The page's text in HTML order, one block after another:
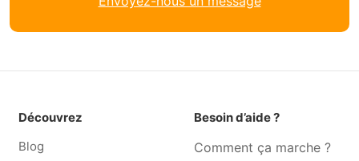
Traiteur Wépion
Traiteur Ransart
Traiteur Gilly
Traiteur Villers-la-ville
Découvrez
Blog
Besoin d’aide ?
Comment ça marche ?